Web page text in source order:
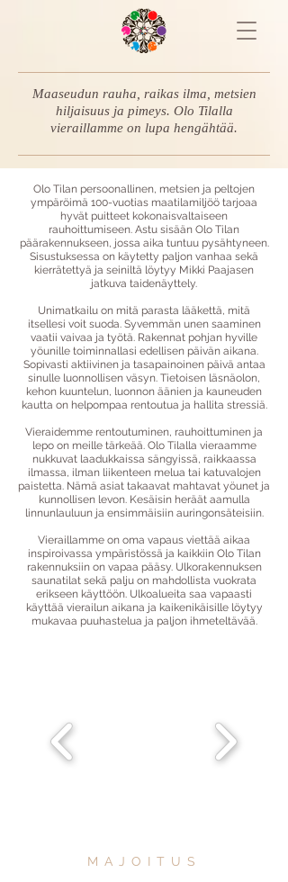
Maaseudun rauha, raikas ilma, metsien
hiljaisuus ja pimeys. Olo Tilalla
vieraillamme on lupa hengähtää.
Olo Tilan persoonallinen, metsien ja peltojen
ympäröimä 100-vuotias maatilamiljöö tarjoaa
hyvät puitteet kokonaisvaltaiseen
rauhoittumiseen. Astu sisään Olo Tilan
päärakennukseen, jossa aika tuntuu pysähtyneen.
Sisustuksessa on käytetty paljon vanhaa sekä
kierrätettyä ja seiniltä löytyy Mikki Paajasen
jatkuva taidenäyttely.
Unimatkailu on mitä parasta lääkettä, mitä
itsellesi voit suoda. Syvemmän unen saaminen
vaatii vaivaa ja työtä. Rakennat pohjan hyville
yöunille toiminnallasi edellisen päivän aikana.
Sopivasti aktiivinen ja tasapainoinen päivä antaa
sinulle luonnollisen väsyn. Tietoisen läsnäolon,
kehon kuuntelun, luonnon äänien ja kauneuden
kautta on helpompaa rentoutua ja hallita stressiä.
Vieraidemme rentoutuminen, rauhoittuminen ja
lepo on meille tärkeää. Olo Tilalla vieraamme
nukkuvat laadukkaissa sängyissä, raikkaassa
ilmassa, ilman liikenteen melua tai katuvalojen
paistetta. Nämä asiat takaavat mahtavat yöunet ja
kunnollisen levon. Kesäisin heräät aamulla
linnunlauluun ja ensimmäisiin auringonsäteisiin.
Vieraillamme on oma vapaus viettää aikaa
inspiroivassa ympäristössä ja kaikkiin Olo Tilan
rakennuksiin on vapaa pääsy. Ulkorakennuksen
saunatilat sekä palju on mahdollista vuokrata
erikseen käyttöön. Ulkoalueita saa vapaasti
käyttää vierailun aikana ja kaikenikäisille löytyy
mukavaa puuhastelua ja paljon ihmeteltävää.
MAJOITUS